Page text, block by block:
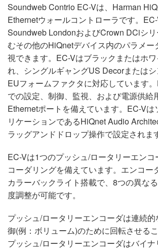
Soundweb Contrio EC-Vは、Harman
Ethernetウォールコントローラです。
Soundweb LondonおよびCrown DCiシ
むその他のHiQnetデバイス内のパラメー
視できます。EC-Vはブラックまたはホ
れ、シングルギャングUS Decorまたは
EUフォームファクタに対応しています
での設定、制御、監視、および電源供給
Ethernetポートを備えています。EC-V
リケーションであるHiQnet Audio
ラッグアンドドロップ操作で設定されま
EC-Vは1つのプッシュ/ロータリーエン
コーダリングを備えています。エンコー
カラーバックライト搭載で、8つの異な
度調整が可能です。
プッシュ/ロータリーエンコーダは連続
御(例：ボリューム)のために回転させるこ
プッシュ/ロータリーエンコーダはバイ